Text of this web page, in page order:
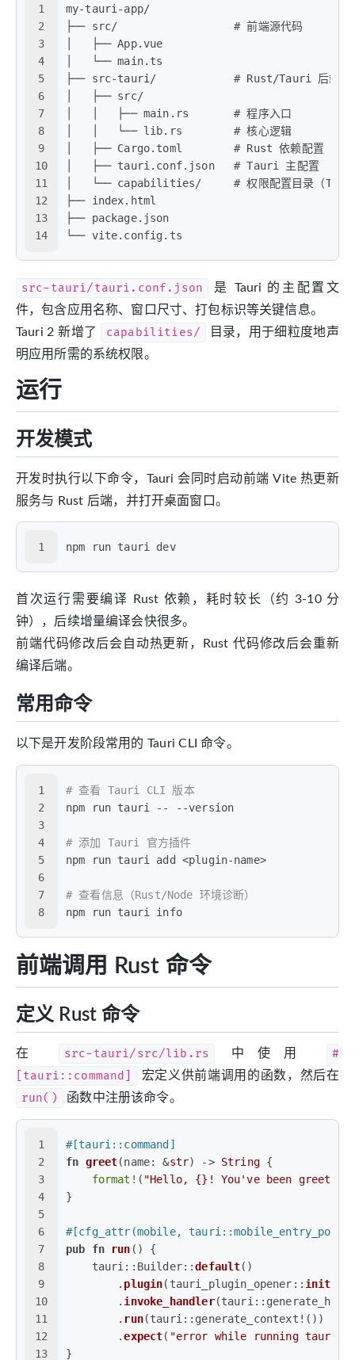
1
2
3
4
5
6
7
8
9
10
11
12
13
14
my-tauri-app/
├── src/                  # 前端源代码
│   ├── App.vue
│   └── main.ts
├── src-tauri/            # Rust/Tauri 后端
│   ├── src/
│   │   ├── main.rs       # 程序入口
│   │   └── lib.rs        # 核心逻辑
│   ├── Cargo.toml        # Rust 依赖配置
│   ├── tauri.conf.json   # Tauri 主配置
│   └── capabilities/     # 权限配置目录（
├── index.html
├── package.json
└── vite.config.ts
src-tauri/tauri.conf.json
是 Tauri 的主配置文
件，包含应用名称、窗口尺寸、打包标识等关键信息。
Tauri 2 新增了
capabilities/
目录，用于细粒度地声
明应用所需的系统权限。
运行
开发模式
开发时执行以下命令，Tauri 会同时启动前端 Vite 热更新
服务与 Rust 后端，并打开桌面窗口。
1 npm run tauri dev
首次运行需要编译 Rust 依赖，耗时较长（约 3-10 分
钟），后续增量编译会快很多。
前端代码修改后会自动热更新，Rust 代码修改后会重新
编译后端。
常用命令
以下是开发阶段常用的 Tauri CLI 命令。
1
2
3
4
5
6
7
8
# 查看 Tauri CLI 版本
npm run tauri -- --version
# 添加 Tauri 官方插件
npm run tauri add <plugin-name>
# 查看信息（Rust/Node 环境诊断）
npm run tauri info
前端调用 Rust 命令
定义 Rust 命令
在 src-tauri/src/lib.rs 中使用
#
[tauri::command]
宏定义供前端调用的函数，然后在
run() 函数中注册该命令。
1
2
3
4
5
6
7
8
9
10
11
12
13
#[tauri::command]
fn greet(name: &str) -> String {
format! ( "Hello, {}! You've been greeted
}
#[cfg_attr(mobile,
pub
fn run () {
    tauri::Builder::
default()
        .
plugin(tauri_plugin_opener:: init
        .
invoke_handler
        .
run(tauri::generate_context!())
        .
expect( "error while running tauri
}